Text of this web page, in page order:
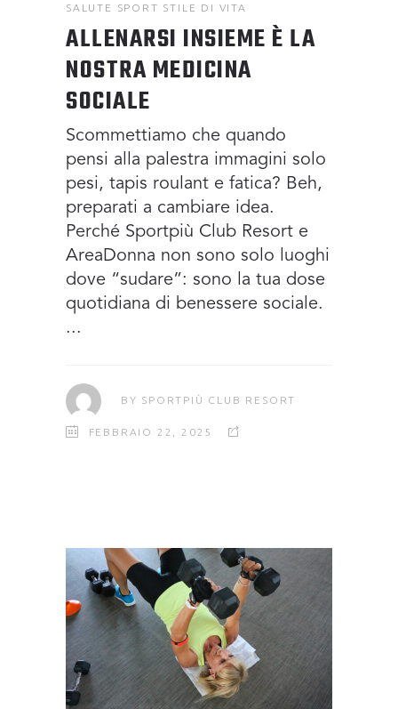
SALUTE SPORT STILE DI VITA
ALLENARSI INSIEME È LA
NOSTRA MEDICINA
SOCIALE
Scommettiamo che quando
pensi alla palestra immagini solo
pesi, tapis roulant e fatica? Beh,
preparati a cambiare idea.
Perché Sportpiù Club Resort e
AreaDonna non sono solo luoghi
dove “sudare”: sono la tua dose
quotidiana di benessere sociale.
BY SPORTPIÙ CLUB RESORT
FEBBRAIO 22, 2025